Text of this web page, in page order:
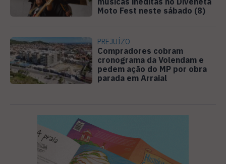
Moto Fest neste sábado (8)
PREJUÍZO
Compradores cobram
cronograma da Volendam e
pedem ação do MP por obra
parada em Arraial